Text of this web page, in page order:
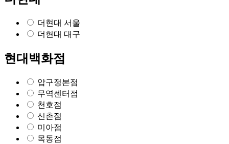
더현대 서울
더현대 대구
현대백화점
압구정본점
무역센터점
천호점
신촌점
미아점
목동점